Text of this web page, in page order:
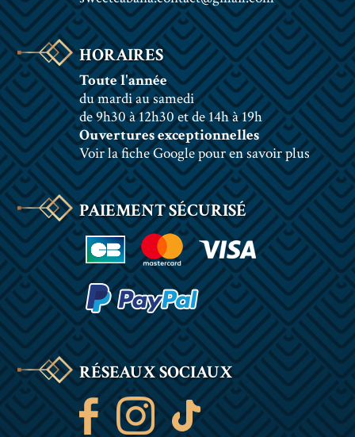
HORAIRES
Toute l'année
du mardi au samedi
de 9h30 à 12h30 et de 14h à 19h
Ouvertures exceptionnelles
Voir la fiche Google pour en savoir plus
PAIEMENT SÉCURISÉ
RÉSEAUX SOCIAUX